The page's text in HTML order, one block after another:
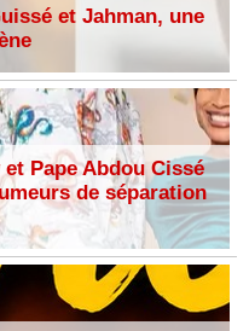
et Jahman, une
Pape Abdou Cissé
de séparation